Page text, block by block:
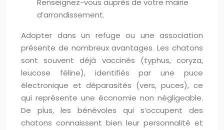
Renseignez-vous auprès de votre mairie
d’arrondissement.
Adopter dans un refuge ou une association
présente de nombreux avantages. Les chatons
sont souvent déjà vaccinés (typhus, coryza,
leucose féline), identifiés par une puce
électronique et déparasités (vers, puces), ce
qui représente une économie non négligeable.
De plus, les bénévoles qui s’occupent des
chatons connaissent bien leur personnalité et